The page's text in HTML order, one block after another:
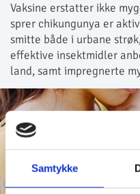
Samtykke
Vaksine erstatter ikke
sprer chikungunya er
smitte både i urbane
effektive insektmidler
land, samt impregnerte